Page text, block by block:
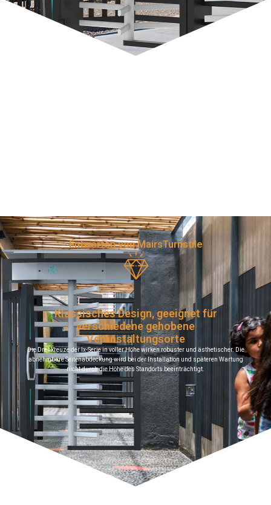
Entworfen von MairsTurnstile
Klassisches Design, geeignet für
verschiedene gehobene
Veranstaltungsorte
Die Drehkreuze der lx-Serie in voller Höhe wirken robuster und ästhetischer. Die
abnehmbare Seitenabdeckung wird bei der Installation und späteren Wartung
nicht durch die Höhe des Standorts beeinträchtigt.